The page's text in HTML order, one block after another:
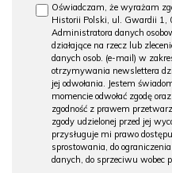
Oświadczam, że wyrażam
Historii Polski, ul. Gwardii 1,
Administratora danych
działające na rzecz lub
danych osob. (e-mail) w
otrzymywania newslettera
jej odwołania. Jestem
momencie odwołać zgodę
zgodność z prawem
zgody udzielonej przed jej
przysługuje mi prawo
sprostowania, do
danych, do sprzeciwu wobec